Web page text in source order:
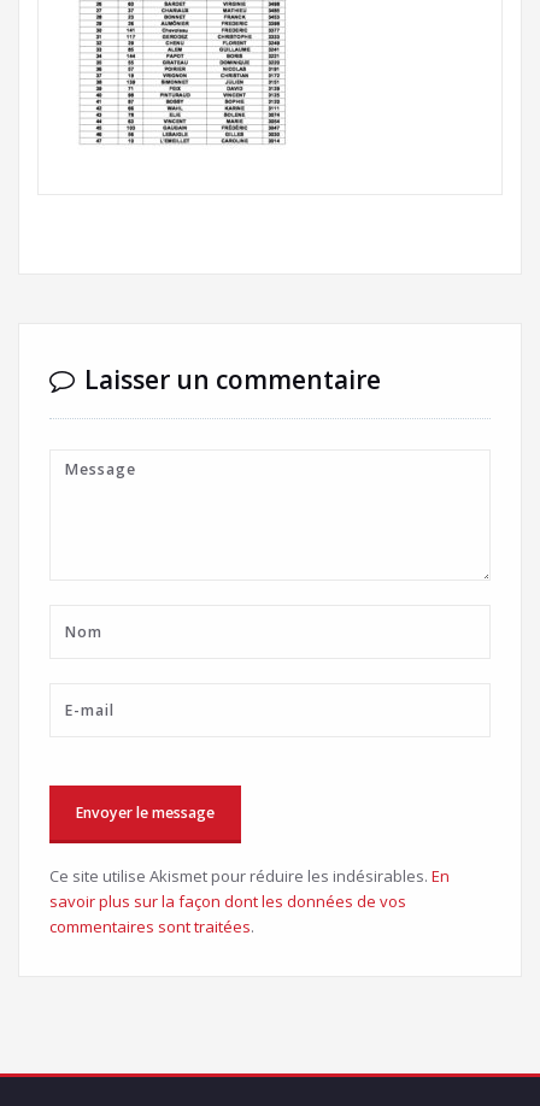
Laisser un commentaire
Ce site utilise Akismet pour réduire les indésirables. En
savoir plus sur la façon dont les données de vos
commentaires sont traitées.